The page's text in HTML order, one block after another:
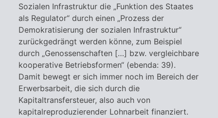
Sozialen Infrastruktur die „Funktion des Staates
als Regulator“ durch einen „Prozess der
Demokratisierung der sozialen Infrastruktur“
zurückgedrängt werden könne, zum Beispiel
durch „Genossenschaften […] bzw. vergleichbare
kooperative Betriebsformen“ (ebenda: 39).
Damit bewegt er sich immer noch im Bereich der
Erwerbsarbeit, die sich durch die
Kapitaltransfersteuer, also auch von
kapitalreproduzierender Lohnarbeit finanziert.